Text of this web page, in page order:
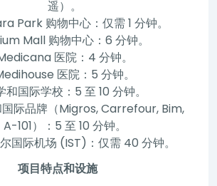
遥）。
Park 购物中心：仅需 1 分钟。
Mall 购物中心：6 分钟。
医院：4 分钟。
医院：5 分钟。
和国际学校：5 至 10 分钟。
国际品牌（Migros, Carrefour, Bim,
A-101）：5 至 10 分钟。
国际机场 (IST)：仅需 40 分钟。
项目特点和设施